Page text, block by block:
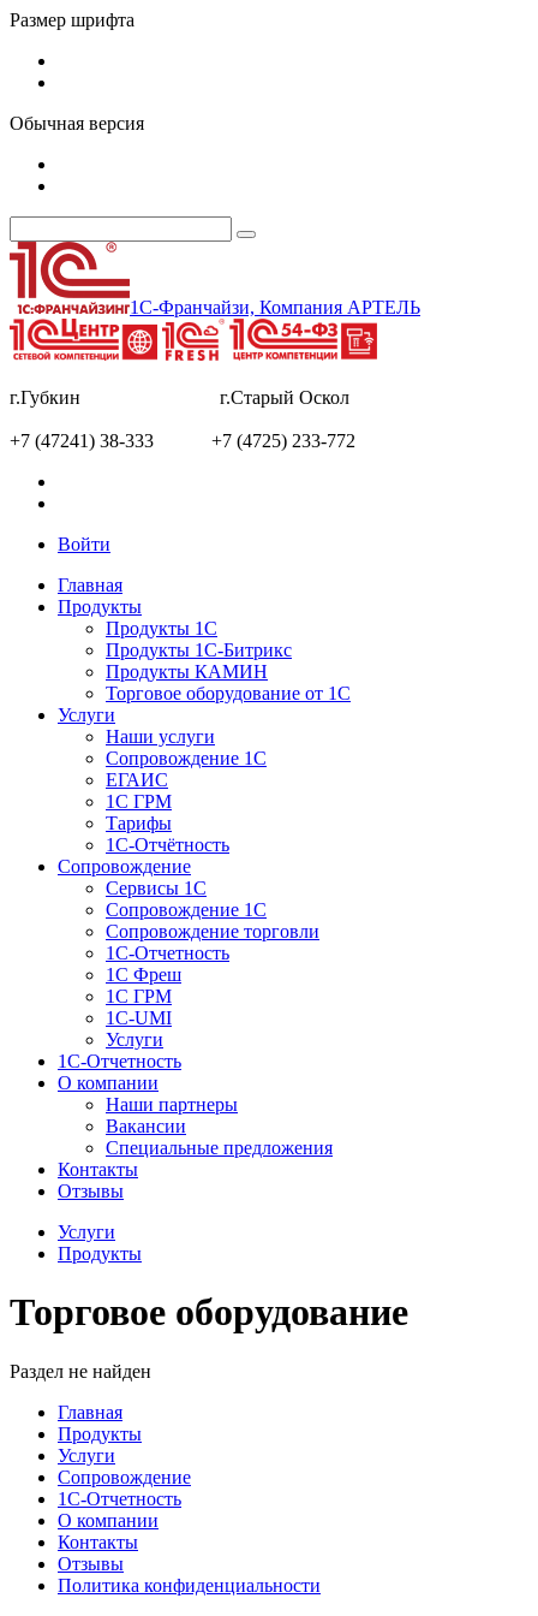
Размер шрифта
Обычная версия
1С-Франчайзи, Компания АРТЕЛЬ
г.Губкин г.Старый Оскол
+7 (47241) 38-333 +7 (4725) 233-772
Войти
Главная
Продукты
Продукты 1С
Продукты 1С-Битрикс
Продукты КАМИН
Торговое оборудование от 1С
Услуги
Наши услуги
Сопровождение 1С
ЕГАИС
1С ГРМ
Тарифы
1С-Отчётность
Сопровождение
Сервисы 1С
Сопровождение 1С
Сопровождение торговли
1С-Отчетность
1С Фреш
1С ГРМ
1C-UMI
Услуги
1С-Отчетность
О компании
Наши партнеры
Вакансии
Специальные предложения
Контакты
Отзывы
Услуги
Продукты
Торговое оборудование
Раздел не найден
Главная
Продукты
Услуги
Сопровождение
1С-Отчетность
О компании
Контакты
Отзывы
Политика конфиденциальности